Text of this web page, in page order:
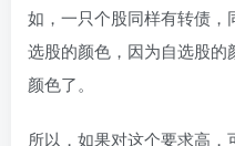
如，一只个股同样有转债，
选股的颜色，因为自选股
颜色了。
所以，如果对这个要求高